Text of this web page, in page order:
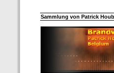
Sammlung von Patrick